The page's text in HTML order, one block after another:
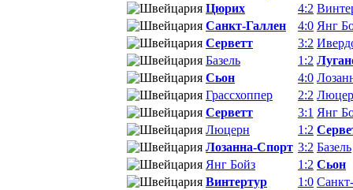
Цюрих
4:2
Санкт-Галлен
4:0 Янг
Серветт
3:2
Базель
1:2
Сьон
4:0
Грассхоппер
2:2
Серветт
3:1 Янг
Люцерн
1:2
Лозанна-Спорт 3:2 Базель
Янг Бойз
1:2 Сьон
Винтертур
1:0